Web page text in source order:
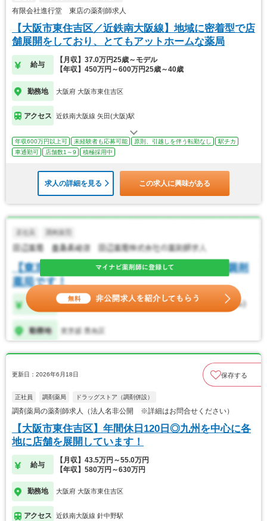
有限会社進行堂 東店の薬剤師求人
【大阪市東住吉区／近鉄南大阪線】地域に密着型で店
舗展開をしており、とてもアットホームな薬局
給与
【月収】37.0万円25歳～モデル
【年収】450万円～600万円25歳～40歳
勤務地 大阪府 大阪市東住吉区
アクセス 近鉄南大阪線 矢田(大阪)駅
年収600万円以上可 未経験者も応募可能 原則、引越しを伴う転勤なし
駅チカ
車通勤可
店舗数1～9 積極採用中
求人の詳細を見る この求人に興味がある
更新日：2026年6月18日 保存する
正社員 調剤薬局 ドラッグストア（調剤併設）
調剤薬局の薬剤師求人（法人名非公開 ※詳細はお問合せください）
【大阪市東住吉区】年間休日120日◎九州を中心に各
地に店舗を展開しています！
給与
【月収】43.5万円～55.0万円
【年収】580万円～630万円
勤務地 大阪府 大阪市東住吉区
アクセス 近鉄南大阪線 針中野駅